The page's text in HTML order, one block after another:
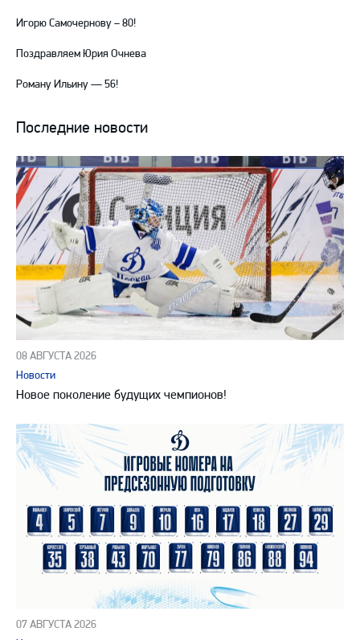
Игорю Самочернову – 80!
Поздравляем Юрия Очнева
Роману Ильину — 56!
Последние новости
08 АВГУСТА 2026
Новости
Новое поколение будущих чемпионов!
07 АВГУСТА 2026